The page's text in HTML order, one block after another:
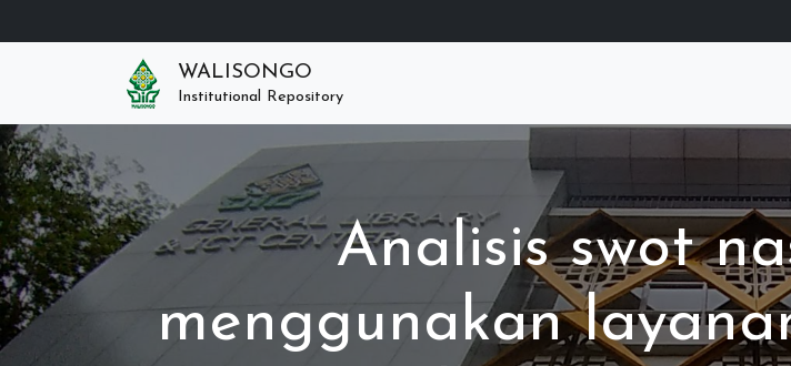
WALISONGO
Institutional Repository
Analisis swot
menggunakan